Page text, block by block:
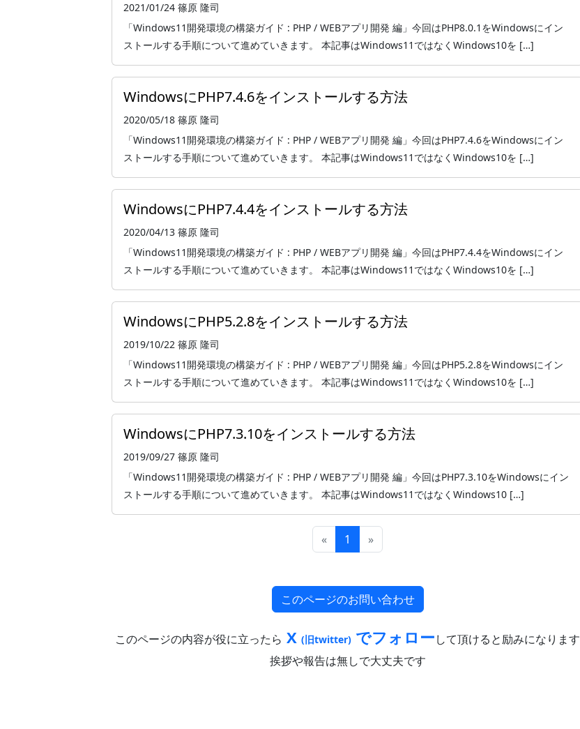
2021/01/24 篠原 隆司
「Windows11開発環境の構築ガイド : PHP / WEBアプリ開発 編」今回はPHP8.0.1をWindowsにイン
ストールする手順について進めていきます。 本記事はWindows11ではなくWindows10を […]
WindowsにPHP7.4.6をインストールする方法
2020/05/18 篠原 隆司
「Windows11開発環境の構築ガイド : PHP / WEBアプリ開発 編」今回はPHP7.4.6をWindowsにイン
ストールする手順について進めていきます。 本記事はWindows11ではなくWindows10を […]
WindowsにPHP7.4.4をインストールする方法
2020/04/13 篠原 隆司
「Windows11開発環境の構築ガイド : PHP / WEBアプリ開発 編」今回はPHP7.4.4をWindowsにイン
ストールする手順について進めていきます。 本記事はWindows11ではなくWindows10を […]
WindowsにPHP5.2.8をインストールする方法
2019/10/22 篠原 隆司
「Windows11開発環境の構築ガイド : PHP / WEBアプリ開発 編」今回はPHP5.2.8をWindowsにイン
ストールする手順について進めていきます。 本記事はWindows11ではなくWindows10を […]
WindowsにPHP7.3.10をインストールする方法
2019/09/27 篠原 隆司
「Windows11開発環境の構築ガイド : PHP / WEBアプリ開発 編」今回はPHP7.3.10をWindowsにイン
ストールする手順について進めていきます。 本記事はWindows11ではなくWindows10 […]
« 1 »
このページのお問い合わせ
このページの内容が役に立ったら X(旧twitter) でフォローして頂けると励みになります
挨拶や報告は無しで大丈夫です